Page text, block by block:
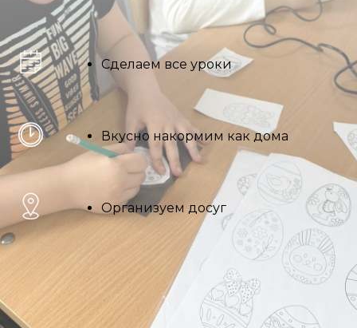
Сделаем все уроки
Вкусно накормим как дома
Организуем досуг